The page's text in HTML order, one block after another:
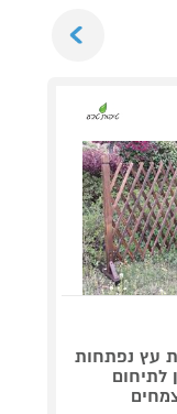
עץ נפתחות
לתיחום